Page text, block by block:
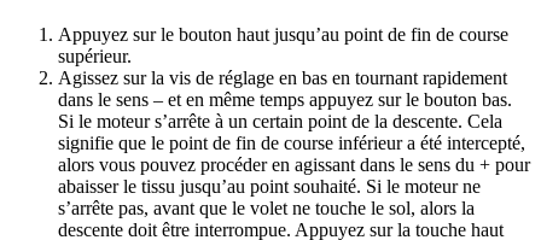
Appuyez sur le bouton haut jusqu’au point de fin de course
supérieur.
Agissez sur la vis de réglage en bas en tournant rapidement
dans le sens – et en même temps appuyez sur le bouton bas.
Si le moteur s’arrête à un certain point de la descente. Cela
signifie que le point de fin de course inférieur a été intercepté,
alors vous pouvez procéder en agissant dans le sens du + pour
abaisser le tissu jusqu’au point souhaité. Si le moteur ne
s’arrête pas, avant que le volet ne touche le sol, alors la
descente doit être interrompue. Appuyez sur la touche haut